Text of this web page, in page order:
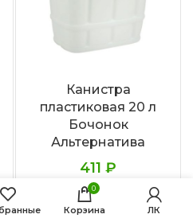
Канистра
пластиковая 20 л
Бочонок
Альтернатива
411 ₽
В КОРЗИНУ
0
Корзина ЛК